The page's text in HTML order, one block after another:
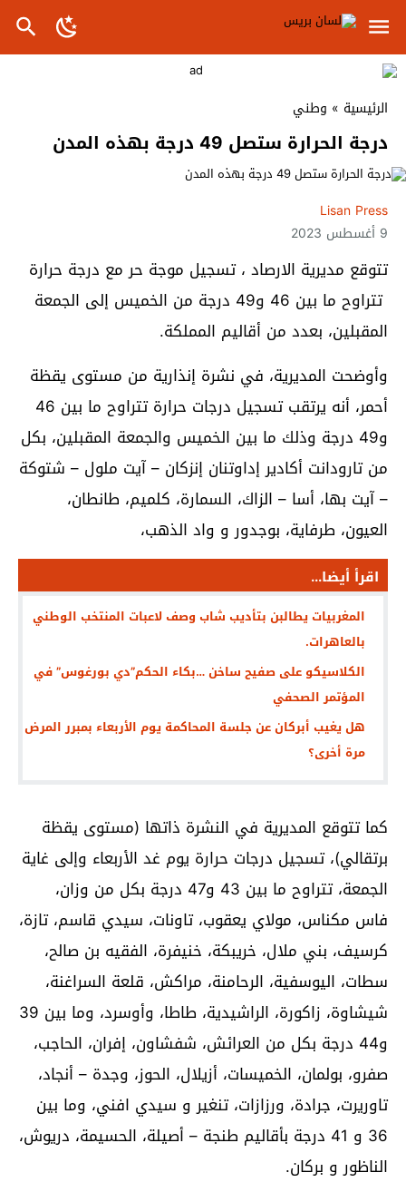
الرئيسية » وطني
درجة الحرارة ستصل 49 درجة بهذه المدن
Lisan Press
9 أغسطس 2023
تتوقع مديرية الارصاد ، تسجيل موجة حر مع درجة حرارة
تتراوح ما بين 46 و49 درجة من الخميس إلى الجمعة
المقبلين، بعدد من أقاليم المملكة.
وأوضحت المديرية، في نشرة إنذارية من مستوى يقظة
أحمر، أنه يرتقب تسجيل درجات حرارة تتراوح ما بين 46
و49 درجة وذلك ما بين الخميس والجمعة المقبلين، بكل
من تارودانت أكادير إداوتنان إنزكان – آيت ملول – شتوكة
– آيت بها، أسا – الزاك، السمارة، كلميم، طانطان،
العيون، طرفاية، بوجدور و واد الذهب،
اقرأ أيضا...
المغربيات يطالبن بتأديب شاب وصف لاعبات المنتخب الوطني
بالعاهرات.
الكلاسيكو على صفيح ساخن …بكاء الحكم”دي بورغوس” في
المؤتمر الصحفي
هل يغيب أبركان عن جلسة المحاكمة يوم الأربعاء بمبرر المرض
مرة أخرى؟
كما تتوقع المديرية في النشرة ذاتها (مستوى يقظة
برتقالي)، تسجيل درجات حرارة يوم غد الأربعاء وإلى غاية
الجمعة، تتراوح ما بين 43 و47 درجة بكل من وزان،
فاس مكناس، مولاي يعقوب، تاونات، سيدي قاسم، تازة،
كرسيف، بني ملال، خريبكة، خنيفرة، الفقيه بن صالح،
سطات، اليوسفية، الرحامنة، مراكش، قلعة السراغنة،
شيشاوة، زاكورة، الراشيدية، طاطا، وأوسرد، وما بين 39
و44 درجة بكل من العرائش، شفشاون، إفران، الحاجب،
صفرو، بولمان، الخميسات، أزيلال، الحوز، وجدة – أنجاد،
تاوريرت، جرادة، ورزازات، تنغير و سيدي افني، وما بين
36 و 41 درجة بأقاليم طنجة – أصيلة، الحسيمة، دريوش،
الناظور و بركان.